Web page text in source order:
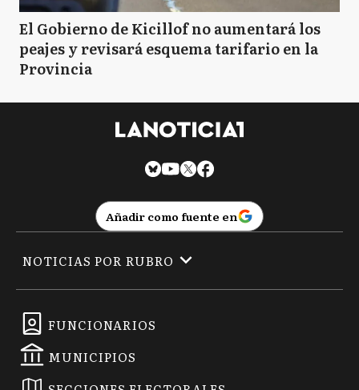
El Gobierno de Kicillof no aumentará los
peajes y revisará esquema tarifario en la
Provincia
Añadir como fuente en
FUNCIONARIOS
MUNICIPIOS
NOTICIAS POR RUBRO